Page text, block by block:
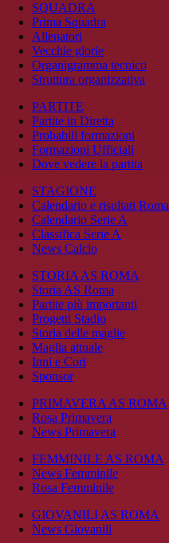
SQUADRA
Prima Squadra
Allenatori
Vecchie glorie
Organigramma tecnico
Struttura organizzativa
PARTITE
Partite in Diretta
Probabili formazioni
Formazioni Ufficiali
Dove vedere la partita
STAGIONE
Calendario e risultati Roma
Calendario Serie A
Classifica Serie A
News Calcio
STORIA AS ROMA
Storia AS Roma
Partite più importanti
Progetti Stadio
Storia delle maglie
Maglia attuale
Inni e Cori
Sponsor
PRIMAVERA AS ROMA
Rosa Primavera
News Primavera
FEMMINILE AS ROMA
News Femminile
Rosa Femminile
GIOVANILI AS ROMA
News Giovanili